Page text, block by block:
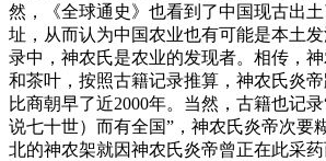
然，《全球通史》也看到了中国现古出
址，从而认为中国农业也有可能是本土
录中，神农氏是农业的发现者。相传，
和茶叶，按照古籍记录推算，神农氏炎帝
比商朝早了近2000年。当然，古籍也记
说七十世）而有全国”，神农氏炎帝次要
北的神农架就因神农氏炎帝曾正在此采